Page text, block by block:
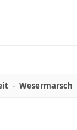
Wesermarsch